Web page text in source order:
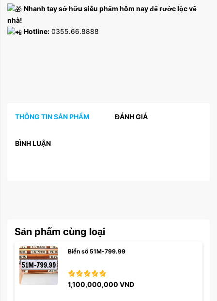
Nhanh tay sở hữu siêu phẩm hôm nay để rước lộc về
nhà!
Hotline: 0355.66.8888
THÔNG TIN SẢN PHẨM ĐÁNH GIÁ
BÌNH LUẬN
Sản phẩm cùng loại
Biển số 51M-799.99
1,100,000,000 VND